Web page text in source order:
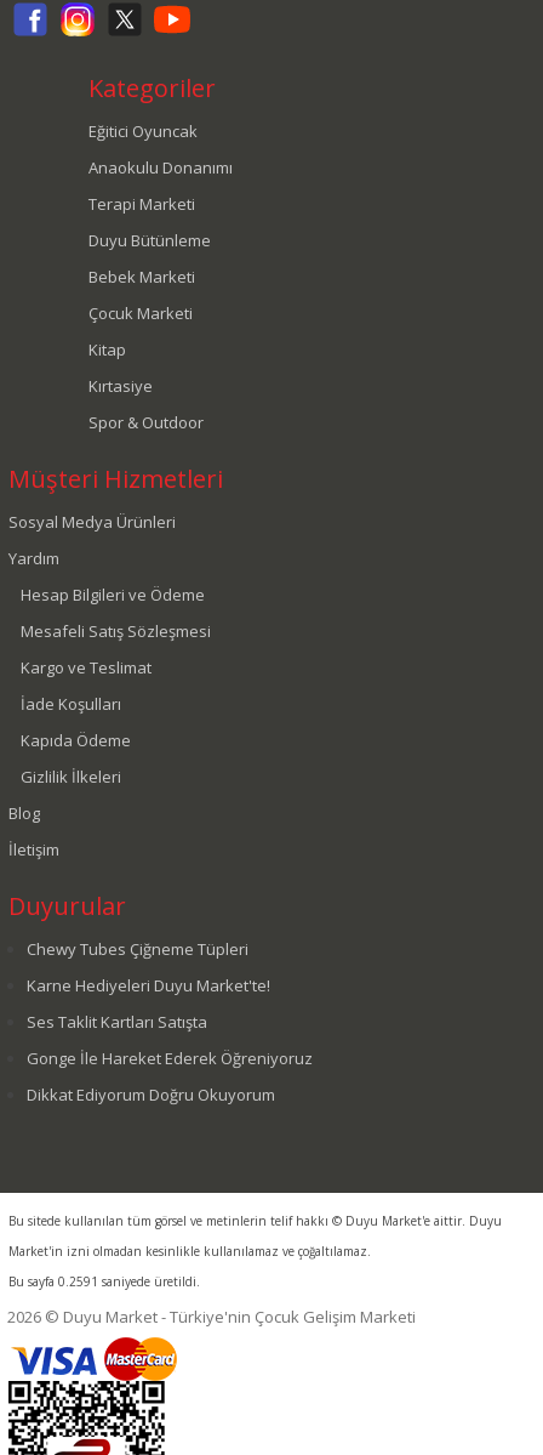
Kategoriler
Eğitici Oyuncak
Anaokulu Donanımı
Terapi Marketi
Duyu Bütünleme
Bebek Marketi
Çocuk Marketi
Kitap
Kırtasiye
Spor & Outdoor
Müşteri Hizmetleri
Sosyal Medya Ürünleri
Yardım
Hesap Bilgileri ve Ödeme
Mesafeli Satış Sözleşmesi
Kargo ve Teslimat
İade Koşulları
Kapıda Ödeme
Gizlilik İlkeleri
Blog
İletişim
Duyurular
Chewy Tubes Çiğneme Tüpleri
Karne Hediyeleri Duyu Market'te!
Ses Taklit Kartları Satışta
Gonge İle Hareket Ederek Öğreniyoruz
Dikkat Ediyorum Doğru Okuyorum
Bu sitede kullanılan tüm görsel ve metinlerin telif hakkı © Duyu Market'e aittir. Duyu
Market'in izni olmadan kesinlikle kullanılamaz ve çoğaltılamaz.
Bu sayfa 0.2591 saniyede üretildi.
2026 © Duyu Market - Türkiye'nin Çocuk Gelişim Marketi